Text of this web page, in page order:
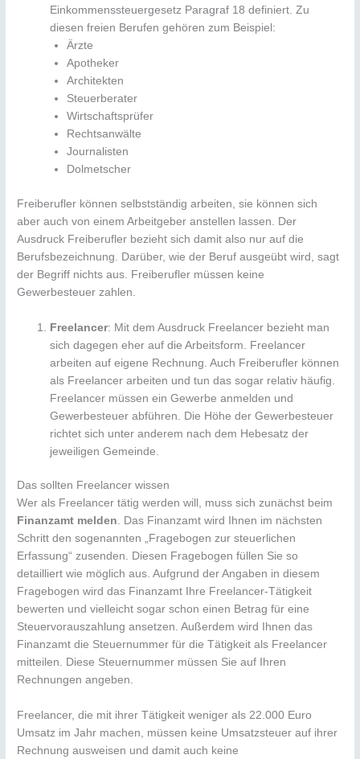
Einkommenssteuergesetz Paragraf 18 definiert. Zu
diesen freien Berufen gehören zum Beispiel:
Ärzte
Apotheker
Architekten
Steuerberater
Wirtschaftsprüfer
Rechtsanwälte
Journalisten
Dolmetscher
Freiberufler können selbstständig arbeiten, sie können sich
aber auch von einem Arbeitgeber anstellen lassen. Der
Ausdruck Freiberufler bezieht sich damit also nur auf die
Berufsbezeichnung. Darüber, wie der Beruf ausgeübt wird, sagt
der Begriff nichts aus. Freiberufler müssen keine
Gewerbesteuer zahlen.
Freelancer: Mit dem Ausdruck Freelancer bezieht man
sich dagegen eher auf die Arbeitsform. Freelancer
arbeiten auf eigene Rechnung. Auch Freiberufler können
als Freelancer arbeiten und tun das sogar relativ häufig.
Freelancer müssen ein Gewerbe anmelden und
Gewerbesteuer abführen. Die Höhe der Gewerbesteuer
richtet sich unter anderem nach dem Hebesatz der
jeweiligen Gemeinde.
Das sollten Freelancer wissen
Wer als Freelancer tätig werden will, muss sich zunächst beim
Finanzamt melden. Das Finanzamt wird Ihnen im nächsten
Schritt den sogenannten „Fragebogen zur steuerlichen
Erfassung“ zusenden. Diesen Fragebogen füllen Sie so
detailliert wie möglich aus. Aufgrund der Angaben in diesem
Fragebogen wird das Finanzamt Ihre Freelancer-Tätigkeit
bewerten und vielleicht sogar schon einen Betrag für eine
Steuervorauszahlung ansetzen. Außerdem wird Ihnen das
Finanzamt die Steuernummer für die Tätigkeit als Freelancer
mitteilen. Diese Steuernummer müssen Sie auf Ihren
Rechnungen angeben.
Freelancer, die mit ihrer Tätigkeit weniger als 22.000 Euro
Umsatz im Jahr machen, müssen keine Umsatzsteuer auf ihrer
Rechnung ausweisen und damit auch keine